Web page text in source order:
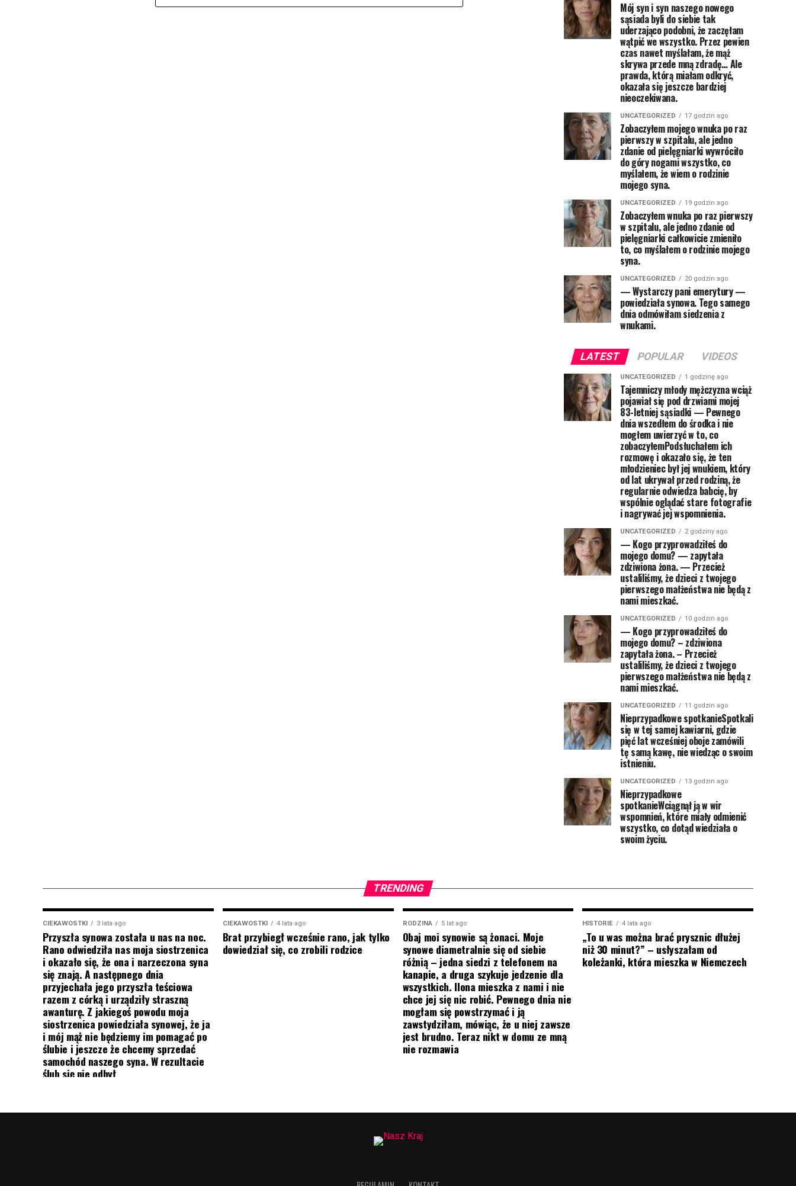
Mój syn i syn naszego nowego
sąsiada byli do siebie tak
uderzająco podobni, że zaczęłam
wątpić we wszystko. Przez pewien
czas nawet myślałam, że mąż
skrywa przede mną zdradę… Ale
prawda, którą miałam odkryć,
okazała się jeszcze bardziej
nieoczekiwana.
UNCATEGORIZED 17 godzin ago
Zobaczyłem mojego wnuka po raz
pierwszy w szpitalu, ale jedno
zdanie od pielęgniarki wywróciło
do góry nogami wszystko, co
myślałem, że wiem o rodzinie
mojego syna.
UNCATEGORIZED 19 godzin ago
Zobaczyłem wnuka po raz pierwszy
w szpitalu, ale jedno zdanie od
pielęgniarki całkowicie zmieniło
to, co myślałem o rodzinie mojego
syna.
UNCATEGORIZED 20 godzin ago
— Wystarczy pani emerytury —
powiedziała synowa. Tego samego
dnia odmówiłam siedzenia z
wnukami.
LATEST POPULAR VIDEOS
UNCATEGORIZED 1 godzinę ago
Tajemniczy młody mężczyzna wciąż
pojawiał się pod drzwiami mojej
83-letniej sąsiadki — Pewnego
dnia wszedłem do środka i nie
mogłem uwierzyć w to, co
zobaczyłemPodsłuchałem ich
rozmowę i okazało się, że ten
młodzieniec był jej wnukiem, który
od lat ukrywał przed rodziną, że
regularnie odwiedza babcię, by
wspólnie oglądać stare fotografie
i nagrywać jej wspomnienia.
UNCATEGORIZED 2 godziny ago
— Kogo przyprowadziłeś do
mojego domu? — zapytała
zdziwiona żona. — Przecież
ustaliliśmy, że dzieci z twojego
pierwszego małżeństwa nie będą z
nami mieszkać.
UNCATEGORIZED 10 godzin ago
— Kogo przyprowadziłeś do
mojego domu? – zdziwiona
zapytała żona. – Przecież
ustaliliśmy, że dzieci z twojego
pierwszego małżeństwa nie będą z
nami mieszkać.
UNCATEGORIZED 11 godzin ago
Nieprzypadkowe spotkanieSpotkali
się w tej samej kawiarni, gdzie
pięć lat wcześniej oboje zamówili
tę samą kawę, nie wiedząc o swoim
istnieniu.
UNCATEGORIZED 13 godzin ago
Nieprzypadkowe
spotkanieWciągnął ją w wir
wspomnień, które miały odmienić
wszystko, co dotąd wiedziała o
swoim życiu.
TRENDING
CIEKAWOSTKI 3 lata ago
Przyszła synowa została u nas na noc.
Rano odwiedziła nas moja siostrzenica
i okazało się, że ona i narzeczona syna
się znają. A następnego dnia
przyjechała jego przyszła teściowa
razem z córką i urządziły straszną
awanturę. Z jakiegoś powodu moja
siostrzenica powiedziała synowej, że ja
i mój mąż nie będziemy im pomagać po
ślubie i jeszcze że chcemy sprzedać
samochód naszego syna. W rezultacie
ślub się nie odbył
CIEKAWOSTKI 4 lata ago
Brat przybiegł wcześnie rano, jak tylko
dowiedział się, co zrobili rodzice
RODZINA 5 lat ago
Obaj moi synowie są żonaci. Moje
synowe diametralnie się od siebie
różnią – jedna siedzi z telefonem na
kanapie, a druga szykuje jedzenie dla
wszystkich. Ilona mieszka z nami i nie
chce jej się nic robić. Pewnego dnia nie
mogłam się powstrzymać i ją
zawstydziłam, mówiąc, że u niej zawsze
jest brudno. Teraz nikt w domu ze mną
nie rozmawia
HISTORIE 4 lata ago
„To u was można brać prysznic dłużej
niż 30 minut?” – usłyszałam od
koleżanki, która mieszka w Niemczech